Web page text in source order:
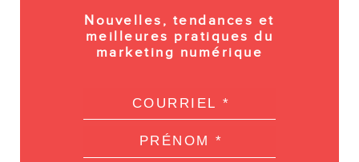
Nouvelles, tendances et
meilleures pratiques du
marketing numérique